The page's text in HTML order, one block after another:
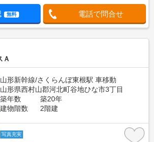
無料 電話で問合せ
Ａ
山形新幹線/さくらんぼ東根駅 車移動
山形県西村山郡河北町谷地ひな市3丁目
築年数
築20年
建物階数
2階建
写真充実